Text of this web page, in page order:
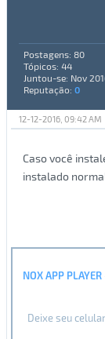
Postagens: 80
Tópicos: 44
Juntou-se: Nov
Reputação: 0
12-12-2016, 09:42 AM
Caso você
instalado
NOX APP PLAYER
Deixe seu